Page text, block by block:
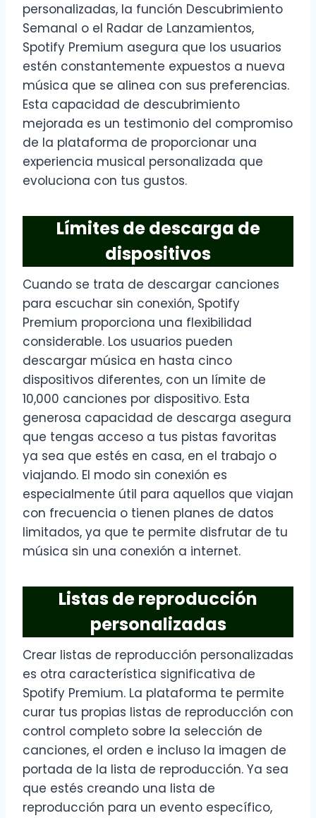
personalizadas, la función Descubrimiento
Semanal o el Radar de Lanzamientos,
Spotify Premium asegura que los usuarios
estén constantemente expuestos a nueva
música que se alinea con sus preferencias.
Esta capacidad de descubrimiento
mejorada es un testimonio del compromiso
de la plataforma de proporcionar una
experiencia musical personalizada que
evoluciona con tus gustos.
Límites de descarga de
dispositivos
Cuando se trata de descargar canciones
para escuchar sin conexión, Spotify
Premium proporciona una flexibilidad
considerable. Los usuarios pueden
descargar música en hasta cinco
dispositivos diferentes, con un límite de
10,000 canciones por dispositivo. Esta
generosa capacidad de descarga asegura
que tengas acceso a tus pistas favoritas
ya sea que estés en casa, en el trabajo o
viajando. El modo sin conexión es
especialmente útil para aquellos que viajan
con frecuencia o tienen planes de datos
limitados, ya que te permite disfrutar de tu
música sin una conexión a internet.
Listas de reproducción
personalizadas
Crear listas de reproducción personalizadas
es otra característica significativa de
Spotify Premium. La plataforma te permite
curar tus propias listas de reproducción con
control completo sobre la selección de
canciones, el orden e incluso la imagen de
portada de la lista de reproducción. Ya sea
que estés creando una lista de
reproducción para un evento específico,